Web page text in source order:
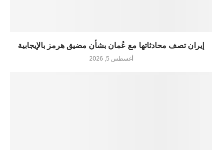
إيران تصف محادثاتها مع عُمان بشأن مضيق هرمز بالإيجابية
أغسطس 5, 2026